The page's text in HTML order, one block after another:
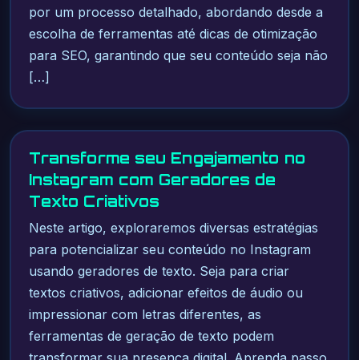
por um processo detalhado, abordando desde a
escolha de ferramentas até dicas de otimização
para SEO, garantindo que seu conteúdo seja não
[…]
Transforme seu Engajamento no
Instagram com Geradores de
Texto Criativos
Neste artigo, exploraremos diversas estratégias
para potencializar seu conteúdo no Instagram
usando geradores de texto. Seja para criar
textos criativos, adicionar efeitos de áudio ou
impressionar com letras diferentes, as
ferramentas de geração de texto podem